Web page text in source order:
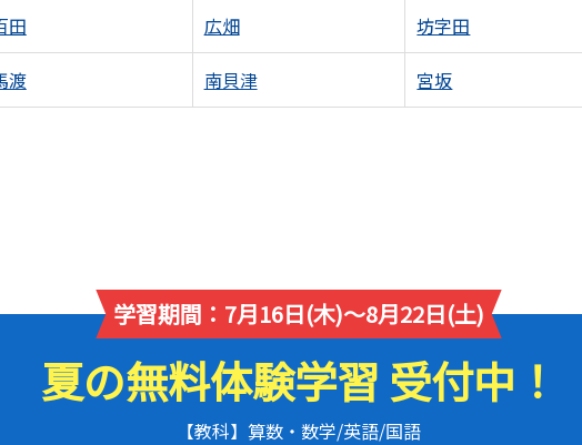
田 広畑 坊字田
渡 南貝津 宮坂
学習期間：7月16日(木)～8月22日(土)
夏の無料体験学習 受付中！
【教科】算数・数学/英語/国語